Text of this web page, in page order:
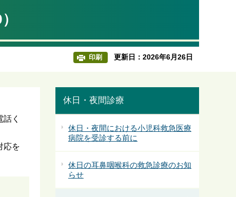
印刷 更新日：2026年6月26日
く
応を
休日・夜間診療
休日・夜間における小児科救急医療
病院を受診する前に
休日の耳鼻咽喉科の救急診療のお知
らせ